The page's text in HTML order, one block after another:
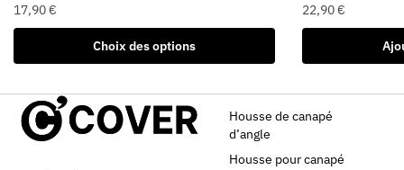
17,90€
Choix des options
22,90€
Housse de canapé
d’angle
Housse pour canapé